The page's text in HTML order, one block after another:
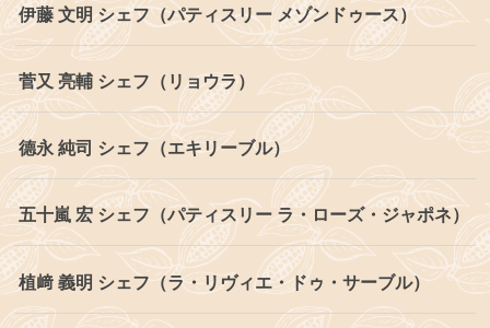
伊藤 文明 シェフ（パティスリー メゾンドゥース）
菅又 亮輔 シェフ（リョウラ）
德永 純司 シェフ（エキリーブル）
五十嵐 宏 シェフ（パティスリー ラ・ローズ・ジャポネ）
植﨑 義明 シェフ（ラ・リヴィエ・ドゥ・サーブル）